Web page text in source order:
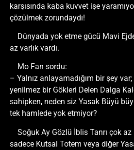
karşısında kaba kuvvet işe
çözülmek zorundaydı!
Dünyada yok etme gücü Mavi
az varlık vardı.
Mo Fan sordu:
– Yalnız anlayamadığım bir şey
yenilmez bir Gökleri Delen Dalga
sahipken, neden siz Yasak Büyü
tek hamlede yok etmiyor?
Soğuk Ay Gözlü İblis Tanrı çok az
sadece Kutsal Totem veya diğer